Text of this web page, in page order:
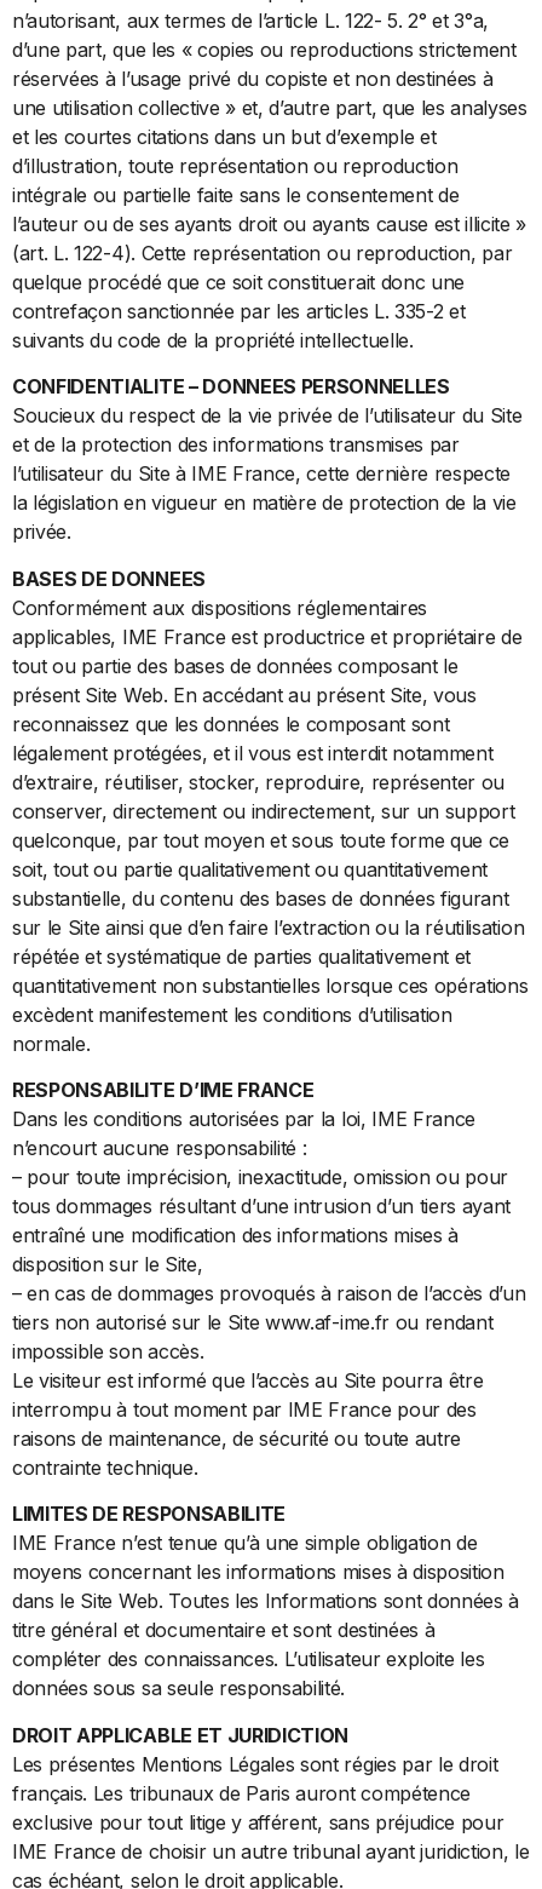
n’autorisant, aux termes de l’article L. 122- 5. 2° et 3°a,
d’une part, que les « copies ou reproductions strictement
réservées à l’usage privé du copiste et non destinées à
une utilisation collective » et, d’autre part, que les analyses
et les courtes citations dans un but d’exemple et
d’illustration, toute représentation ou reproduction
intégrale ou partielle faite sans le consentement de
l’auteur ou de ses ayants droit ou ayants cause est illicite »
(art. L. 122-4). Cette représentation ou reproduction, par
quelque procédé que ce soit constituerait donc une
contrefaçon sanctionnée par les articles L. 335-2 et
suivants du code de la propriété intellectuelle.
CONFIDENTIALITE – DONNEES PERSONNELLES
Soucieux du respect de la vie privée de l’utilisateur du Site
et de la protection des informations transmises par
l’utilisateur du Site à IME France, cette dernière respecte
la législation en vigueur en matière de protection de la vie
privée.
BASES DE DONNEES
Conformément aux dispositions réglementaires
applicables, IME France est productrice et propriétaire de
tout ou partie des bases de données composant le
présent Site Web. En accédant au présent Site, vous
reconnaissez que les données le composant sont
légalement protégées, et il vous est interdit notamment
d’extraire, réutiliser, stocker, reproduire, représenter ou
conserver, directement ou indirectement, sur un support
quelconque, par tout moyen et sous toute forme que ce
soit, tout ou partie qualitativement ou quantitativement
substantielle, du contenu des bases de données figurant
sur le Site ainsi que d’en faire l’extraction ou la réutilisation
répétée et systématique de parties qualitativement et
quantitativement non substantielles lorsque ces opérations
excèdent manifestement les conditions d’utilisation
normale.
RESPONSABILITE D’IME FRANCE
Dans les conditions autorisées par la loi, IME France
n’encourt aucune responsabilité :
– pour toute imprécision, inexactitude, omission ou pour
tous dommages résultant d’une intrusion d’un tiers ayant
entraîné une modification des informations mises à
disposition sur le Site,
– en cas de dommages provoqués à raison de l’accès d’un
tiers non autorisé sur le Site www.af-ime.fr ou rendant
impossible son accès.
Le visiteur est informé que l’accès au Site pourra être
interrompu à tout moment par IME France pour des
raisons de maintenance, de sécurité ou toute autre
contrainte technique.
LIMITES DE RESPONSABILITE
IME France n’est tenue qu’à une simple obligation de
moyens concernant les informations mises à disposition
dans le Site Web. Toutes les Informations sont données à
titre général et documentaire et sont destinées à
compléter des connaissances. L’utilisateur exploite les
données sous sa seule responsabilité.
DROIT APPLICABLE ET JURIDICTION
Les présentes Mentions Légales sont régies par le droit
français. Les tribunaux de Paris auront compétence
exclusive pour tout litige y afférent, sans préjudice pour
IME France de choisir un autre tribunal ayant juridiction, le
cas échéant, selon le droit applicable.